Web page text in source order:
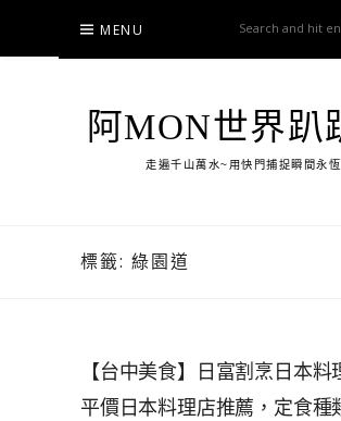
content
MENU
阿MON世界趴
走遍千山萬水~用快門捕捉瞬間永恆
標籤: 綠園道
【台中美食】日富割烹日本料
平價日本料理店推薦，定食種